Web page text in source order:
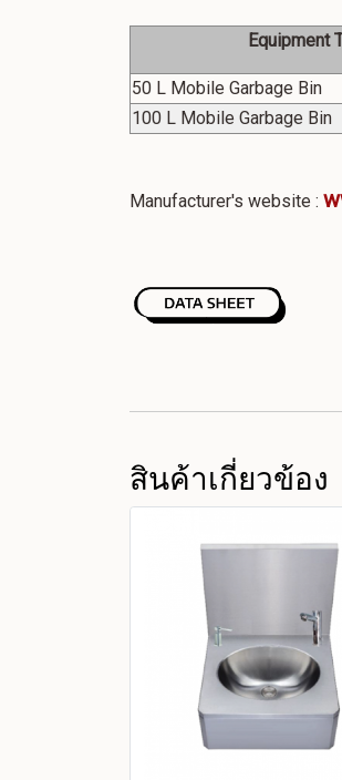
Equipment
50 L Mobile Garbage Bin
100 L Mobile Garbage Bin
Manufacturer's website :
สินค้าเกี่ยวข้อง